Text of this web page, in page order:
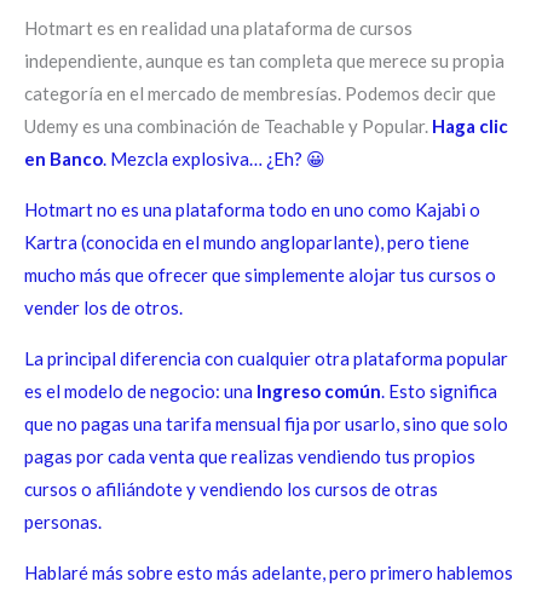
Hotmart es en realidad una plataforma de cursos
independiente, aunque es tan completa que merece su propia
categoría en el mercado de membresías. Podemos decir que
Udemy es una combinación de Teachable y Popular. Haga clic
en Banco. Mezcla explosiva… ¿Eh? 😀
Hotmart no es una plataforma todo en uno como Kajabi o
Kartra (conocida en el mundo angloparlante), pero tiene
mucho más que ofrecer que simplemente alojar tus cursos o
vender los de otros.
La principal diferencia con cualquier otra plataforma popular
es el modelo de negocio: una Ingreso común. Esto significa
que no pagas una tarifa mensual fija por usarlo, sino que solo
pagas por cada venta que realizas vendiendo tus propios
cursos o afiliándote y vendiendo los cursos de otras
personas.
Hablaré más sobre esto más adelante, pero primero hablemos